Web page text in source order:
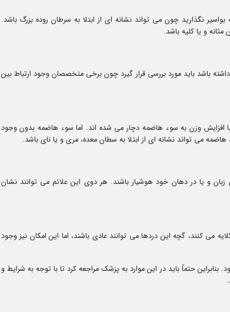
نگذارید چون می تواند نشانه ای از ابتلا به سرطان روده بزرگ باشد.
و یا کلیه باشد.
باشد باید مورد بررسی قرار گیرد چون برخی متخصصان وجود ارتباط بین
با افزایش وزن به سوء هاضمه دچار می شده اند. اما سوء هاضمه بدون وجود
می تواند نشانه ای از ابتلا به سطان معده، مری و یا نای باشد.
زبان و یا در دهان خود هوشیار باشند. هر دوی این علائم می توانند نشان
می کنند، گچه این دردها می توانند عادی باشند، اما این امکان نیز وجود
حتماً باید در این موارد به پزشک مراجعه کرد تا با توجه به شرایط و